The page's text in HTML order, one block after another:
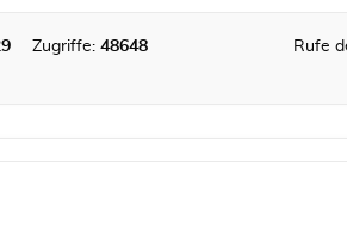
Zugriffe: 48648 Rufe